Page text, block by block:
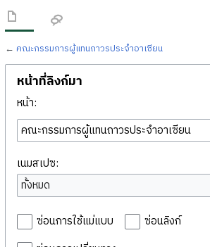
← คณะกรรมการผู้แทนถาวรประจำอาเซียน
หน้าที่ลิงก์มา
หน้า:
เนมสเปซ:
ทั้งหมด
ซ่อนการใช้แม่แบบ
ซ่อนลิงก์